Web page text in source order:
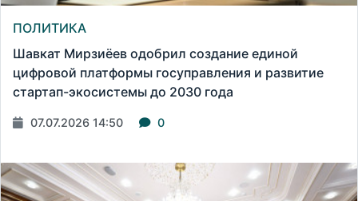
ПОЛИТИКА
Шавкат Мирзиёев одобрил создание единой
цифровой платформы госуправления и развитие
стартап-экосистемы до 2030 года
07.07.2026 14:50 0